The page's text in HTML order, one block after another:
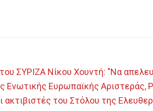
ΣΥΡΙΖΑ Νίκου Χουντή: "Να
Ενωτικής Ευρωπαϊκής Αριστεράς,
ακτιβιστές του Στόλου της